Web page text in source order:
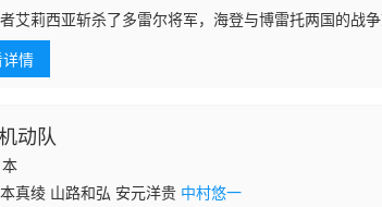
艾莉西亚斩杀了多雷尔将军，海登与博雷托两国的战
争执的焦点，是多雷尔打造的 “秘密密室”。 围绕这间
院鲁
情
动队
真绫 山路和弘 安元洋贵 中村悠一